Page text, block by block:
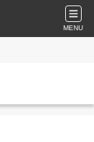
MENU